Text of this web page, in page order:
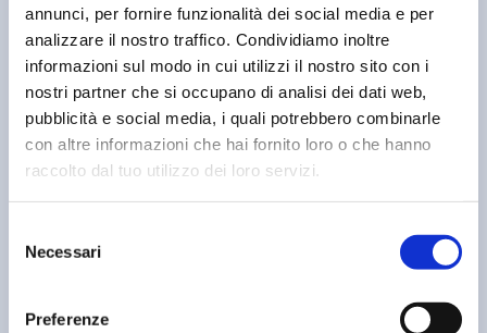
annunci, per fornire funzionalità dei social media e per
analizzare il nostro traffico. Condividiamo inoltre
informazioni sul modo in cui utilizzi il nostro sito con i
nostri partner che si occupano di analisi dei dati web,
pubblicità e social media, i quali potrebbero combinarle
con altre informazioni che hai fornito loro o che hanno
raccolto dal tuo utilizzo dei loro servizi.
delNecessari
Preferenze
Esperienza dal 1997
Ci prendiamo cura dei tuoi dispositivi con
competenza e attenzione.